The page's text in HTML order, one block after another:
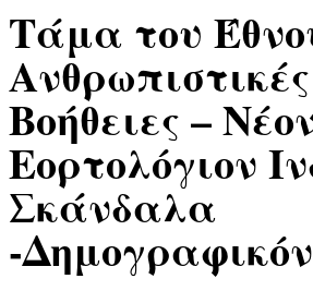
Τάμα του
Ανθρωπιστικές
Βοήθειες –
Εορτολόγιον
Σκάνδαλα
-Δημογραφικόν